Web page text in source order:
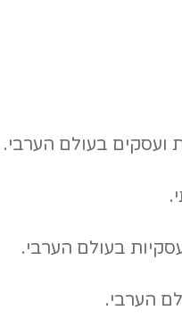
ועסקים בעולם הערבי.
בעולם הערבי.
הערבי.